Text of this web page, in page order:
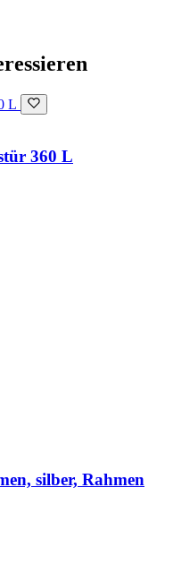
360 L
silber, Rahmen